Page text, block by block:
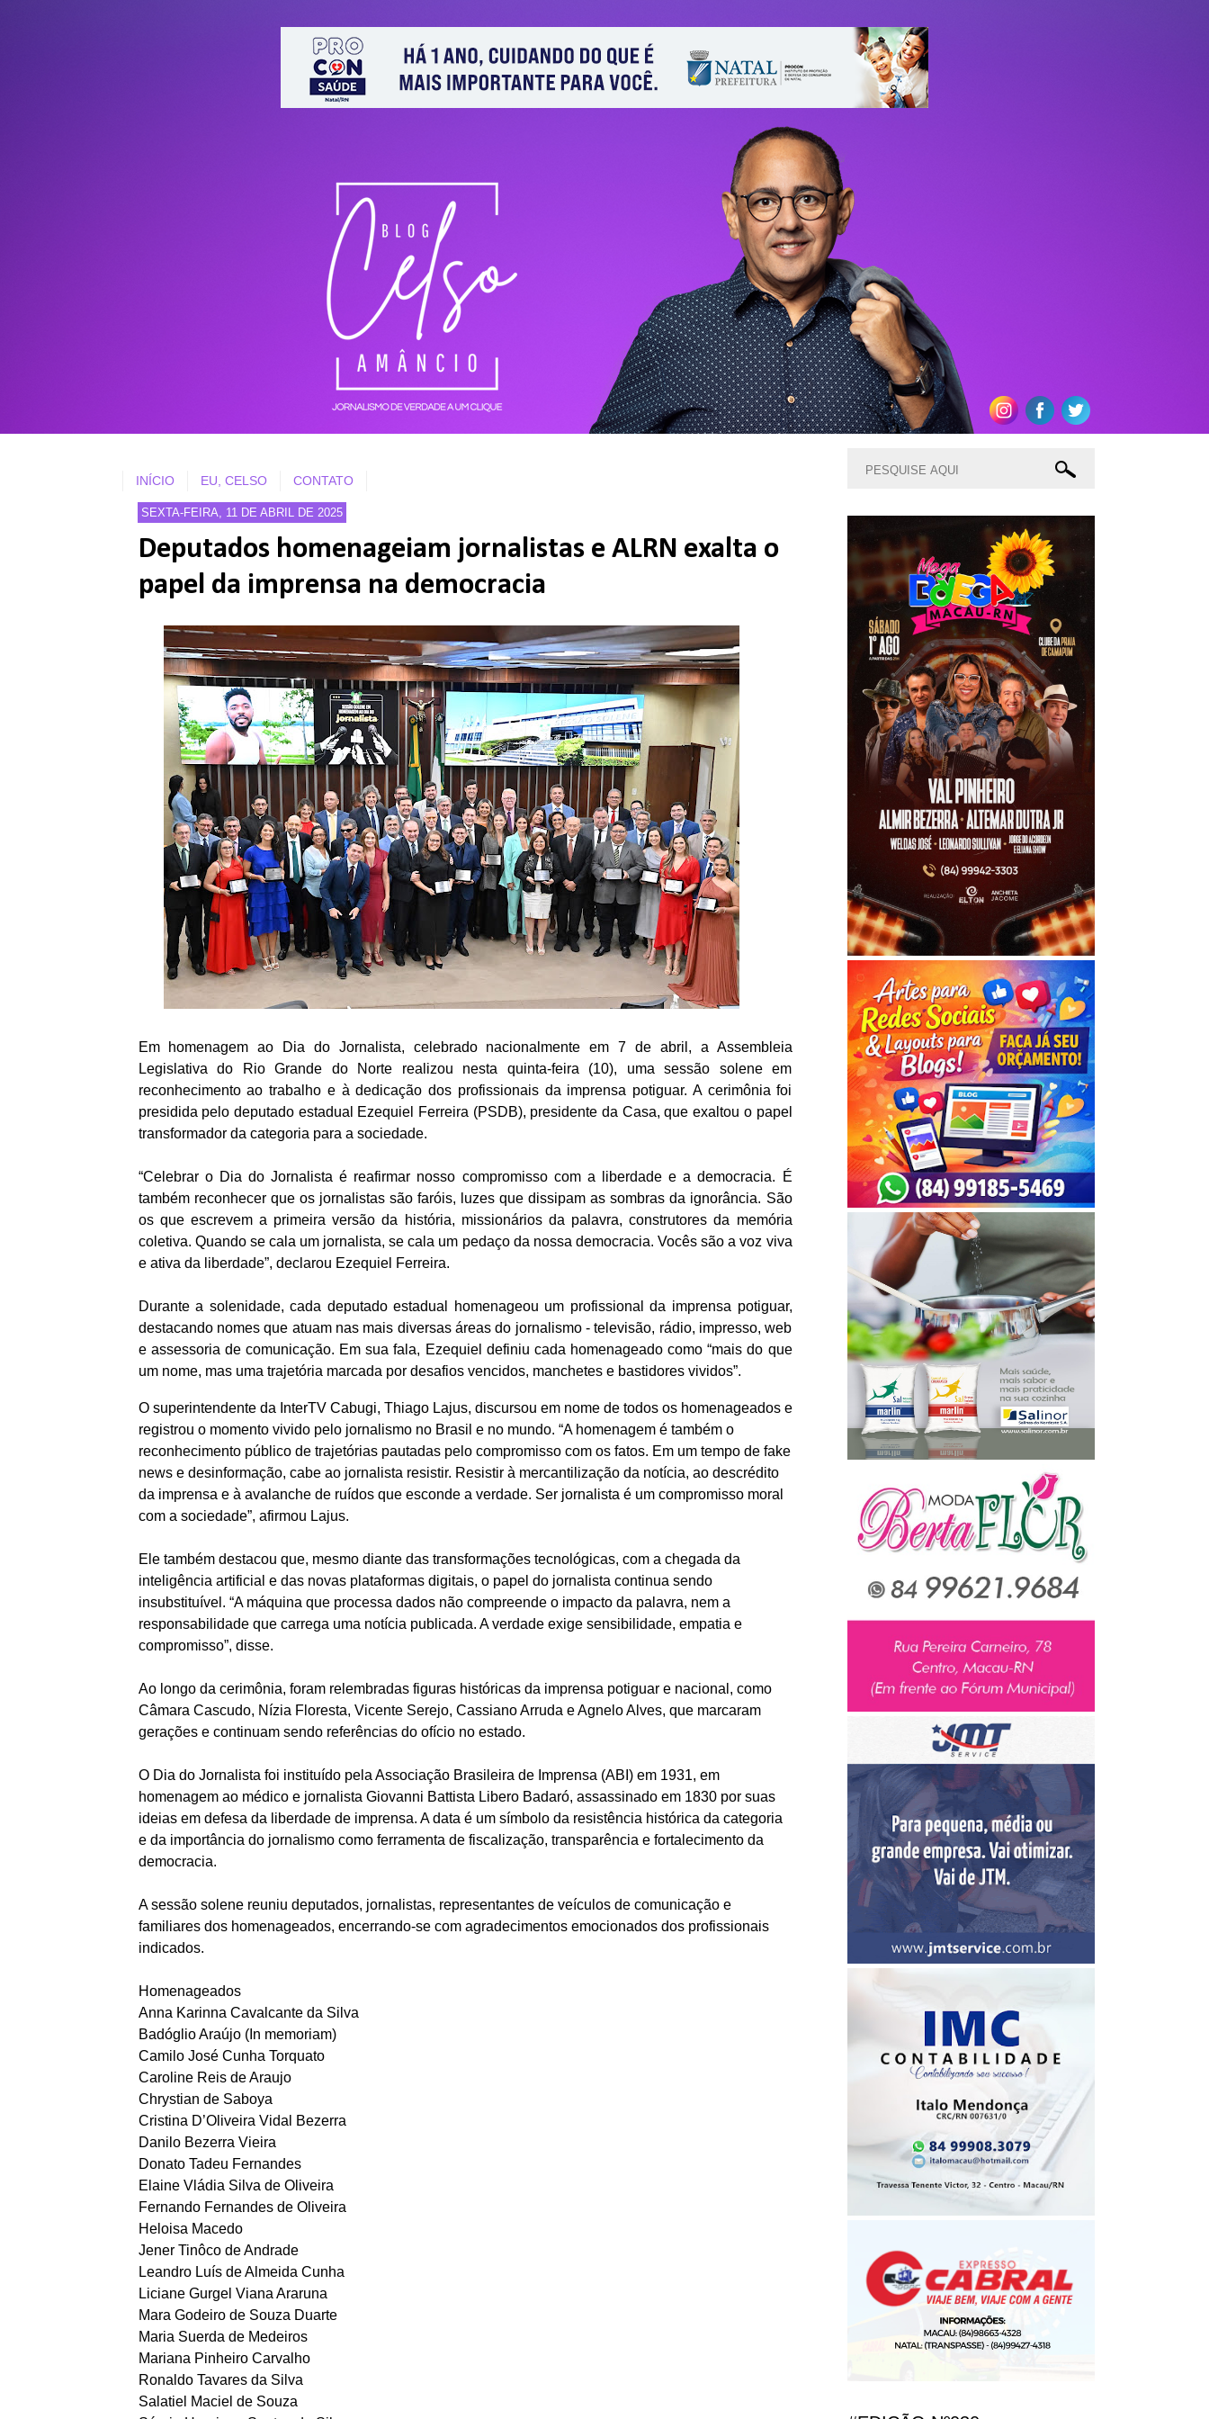
INÍCIO EU, CELSO CONTATO
SEXTA-FEIRA, 11 DE ABRIL DE 2025
Deputados homenageiam jornalistas e ALRN exalta o
papel da imprensa na democracia
Em homenagem ao Dia do Jornalista, celebrado nacionalmente em 7 de abril, a Assembleia
Legislativa do Rio Grande do Norte realizou nesta quinta-feira (10), uma sessão solene em
reconhecimento ao trabalho e à dedicação dos profissionais da imprensa potiguar. A cerimônia foi
presidida pelo deputado estadual Ezequiel Ferreira (PSDB), presidente da Casa, que exaltou o papel
transformador da categoria para a sociedade.
“Celebrar o Dia do Jornalista é reafirmar nosso compromisso com a liberdade e a democracia. É
também reconhecer que os jornalistas são faróis, luzes que dissipam as sombras da ignorância. São
os que escrevem a primeira versão da história, missionários da palavra, construtores da memória
coletiva. Quando se cala um jornalista, se cala um pedaço da nossa democracia. Vocês são a voz viva
e ativa da liberdade”, declarou Ezequiel Ferreira.
Durante a solenidade, cada deputado estadual homenageou um profissional da imprensa potiguar,
destacando nomes que atuam nas mais diversas áreas do jornalismo - televisão, rádio, impresso, web
e assessoria de comunicação. Em sua fala, Ezequiel definiu cada homenageado como “mais do que
um nome, mas uma trajetória marcada por desafios vencidos, manchetes e bastidores vividos”.
O superintendente da InterTV Cabugi, Thiago Lajus, discursou em nome de todos os homenageados e
registrou o momento vivido pelo jornalismo no Brasil e no mundo. “A homenagem é também o
reconhecimento público de trajetórias pautadas pelo compromisso com os fatos. Em um tempo de fake
news e desinformação, cabe ao jornalista resistir. Resistir à mercantilização da notícia, ao descrédito
da imprensa e à avalanche de ruídos que esconde a verdade. Ser jornalista é um compromisso moral
com a sociedade”, afirmou Lajus.
Ele também destacou que, mesmo diante das transformações tecnológicas, com a chegada da
inteligência artificial e das novas plataformas digitais, o papel do jornalista continua sendo
insubstituível. “A máquina que processa dados não compreende o impacto da palavra, nem a
responsabilidade que carrega uma notícia publicada. A verdade exige sensibilidade, empatia e
compromisso”, disse.
Ao longo da cerimônia, foram relembradas figuras históricas da imprensa potiguar e nacional, como
Câmara Cascudo, Nízia Floresta, Vicente Serejo, Cassiano Arruda e Agnelo Alves, que marcaram
gerações e continuam sendo referências do ofício no estado.
O Dia do Jornalista foi instituído pela Associação Brasileira de Imprensa (ABI) em 1931, em
homenagem ao médico e jornalista Giovanni Battista Libero Badaró, assassinado em 1830 por suas
ideias em defesa da liberdade de imprensa. A data é um símbolo da resistência histórica da categoria
e da importância do jornalismo como ferramenta de fiscalização, transparência e fortalecimento da
democracia.
A sessão solene reuniu deputados, jornalistas, representantes de veículos de comunicação e
familiares dos homenageados, encerrando-se com agradecimentos emocionados dos profissionais
indicados.
Homenageados
Anna Karinna Cavalcante da Silva
Badóglio Araújo (In memoriam)
Camilo José Cunha Torquato
Caroline Reis de Araujo
Chrystian de Saboya
Cristina D’Oliveira Vidal Bezerra
Danilo Bezerra Vieira
Donato Tadeu Fernandes
Elaine Vládia Silva de Oliveira
Fernando Fernandes de Oliveira
Heloisa Macedo
Jener Tinôco de Andrade
Leandro Luís de Almeida Cunha
Liciane Gurgel Viana Araruna
Mara Godeiro de Souza Duarte
Maria Suerda de Medeiros
Mariana Pinheiro Carvalho
Ronaldo Tavares da Silva
Salatiel Maciel de Souza